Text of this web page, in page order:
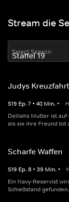
Stream die
Select Season
Judys Kreuzfahrt
S19 Ep.7 • 40 Min. •
Delilahs Mutter ist
als sie ihre Freund tot
Scharfe Waffen
S19 Ep.8 • 39 Min. •
Ein Navy-Reservist
Schießstand